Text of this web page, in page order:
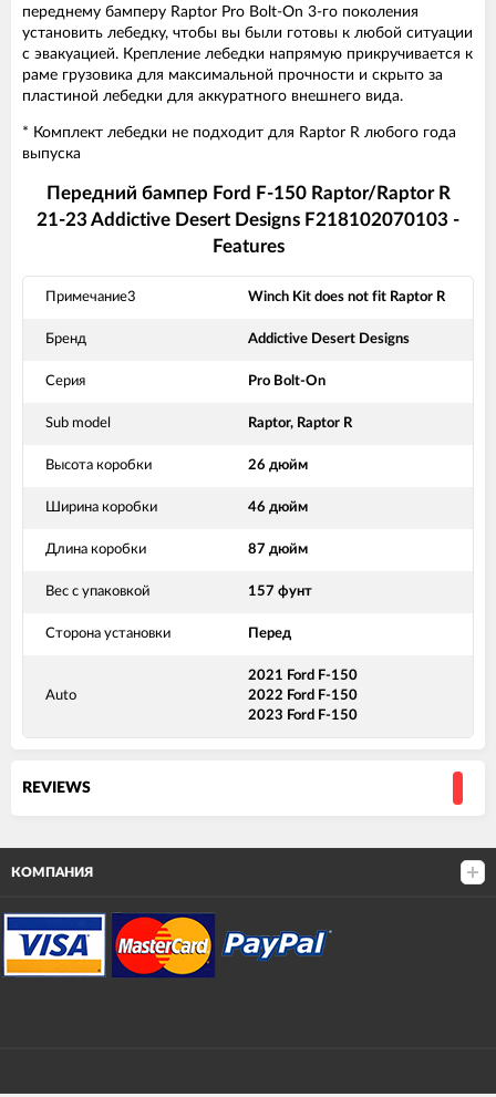
переднему бамперу Raptor Pro Bolt-On 3-го поколения
установить лебедку, чтобы вы были готовы к любой ситуации
с эвакуацией. Крепление лебедки напрямую прикручивается к
раме грузовика для максимальной прочности и скрыто за
пластиной лебедки для аккуратного внешнего вида.
* Комплект лебедки не подходит для Raptor R любого года
выпуска
Передний бампер Ford F-150 Raptor/Raptor R
21-23 Addictive Desert Designs F218102070103 -
Features
Примечание3 Winch Kit does not fit Raptor R
Бренд Addictive Desert Designs
Серия Pro Bolt-On
Sub model Raptor, Raptor R
Высота коробки 26 дюйм
Ширина коробки 46 дюйм
Длина коробки 87 дюйм
Вес с упаковкой 157 фунт
Сторона установки Перед
Auto
2021 Ford F-150
2022 Ford F-150
2023 Ford F-150
REVIEWS
КОМПАНИЯ